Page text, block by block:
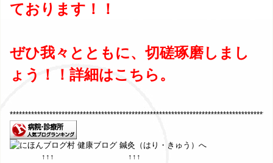
ております！！
ぜひ我々とともに、切磋琢磨しまし
ょう！！詳細はこちら。
↑↑↑ ↑↑↑